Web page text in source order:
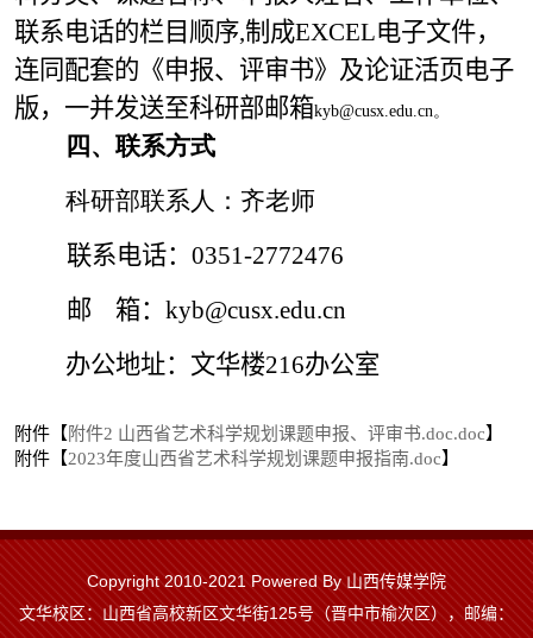
联系电话的栏目顺序,制成EXCEL电子文件，
连同配套的《申报、评审书》及论证活页电子
版，一并发送至科研部邮箱kyb@cusx.edu.cn。
四、联系方式
科研部联系人：齐老师
联系电话：0351-2772476
邮 箱：kyb@cusx.edu.cn
办公地址：文华楼216办公室
附件【 附件2 山西省艺术科学规划课题申报、评审书.doc.doc】
附件【2023年度山西省艺术科学规划课题申报指南.doc】
Copyright 2010-2021 Powered By 山西传媒学院
文华校区：山西省高校新区文华街125号（晋中市榆次区），邮编：